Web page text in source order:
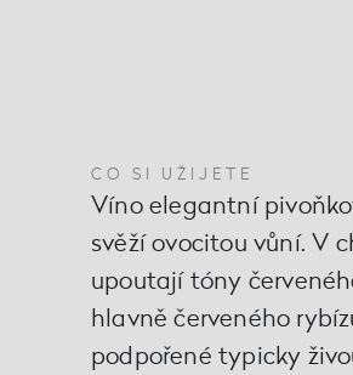
CO SI UŽIJETE
Víno elegantní
svěží ovocitou vůní. V
upoutají tóny
hlavně červeného
podpořené typicky